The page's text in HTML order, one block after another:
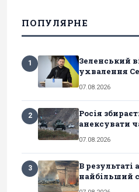
ПОПУЛЯРНЕ
1
Зеленський
ухвалення
07.08.2026
2
Росія
анексувати
07.08.2026
3
В
найбільший